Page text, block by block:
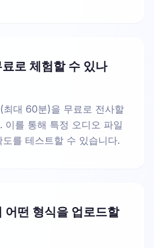
로 체험할 수 있나
최대 60분)을 무료로 전사할
이를 통해 특정 오디오 파일
를 테스트할 수 있습니다.
어떤 형식을 업로드할